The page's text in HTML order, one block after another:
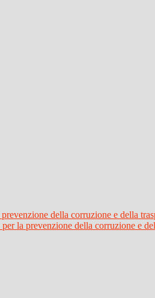
della corruzione e della
la prevenzione della corruzione e